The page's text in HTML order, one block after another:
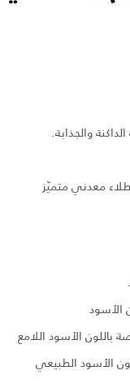
والجذابة.
معدني متميّز
الأسود
الأسود الطبيعي